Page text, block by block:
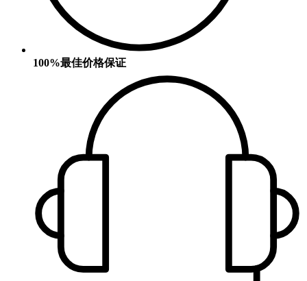
100%最佳价格保证